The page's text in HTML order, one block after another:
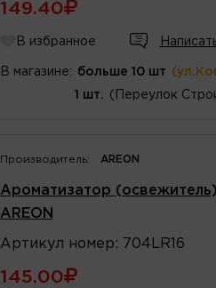
149.40
В избранное
В магазине: больше 10 шт
1 шт. (Переулок
Производитель: AREON
Ароматизатор
AREON
Артикул номер : 704LR16
145.00